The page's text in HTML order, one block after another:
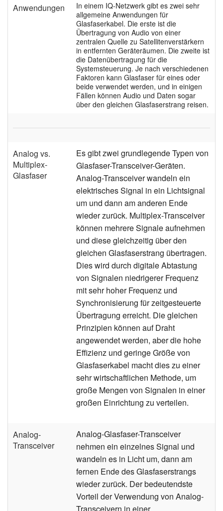
Anwendungen
In einem IQ-Netzwerk gibt es zwei sehr
allgemeine Anwendungen für
Glasfaserkabel. Die erste ist die
Übertragung von Audio von einer
zentralen Quelle zu Satellitenverstärkern
in entfernten Geräteräumen. Die zweite ist
die Datenübertragung für die
Systemsteuerung. Je nach verschiedenen
Faktoren kann Glasfaser für eines oder
beide verwendet werden, und in einigen
Fällen können Audio und Daten sogar
über den gleichen Glasfaserstrang reisen.
Analog vs.
Multiplex-
Glasfaser
Es gibt zwei grundlegende Typen von
Glasfaser-Transceiver-Geräten.
Analog-Transceiver wandeln ein
elektrisches Signal in ein Lichtsignal
um und dann am anderen Ende
wieder zurück. Multiplex-Transceiver
können mehrere Signale aufnehmen
und diese gleichzeitig über den
gleichen Glasfaserstrang übertragen.
Dies wird durch digitale Abtastung
von Signalen niedrigerer Frequenz
mit sehr hoher Frequenz und
Synchronisierung für zeitgesteuerte
Übertragung erreicht. Die gleichen
Prinzipien können auf Draht
angewendet werden, aber die hohe
Effizienz und geringe Größe von
Glasfaserkabel macht dies zu einer
sehr wirtschaftlichen Methode, um
große Mengen von Signalen in einer
großen Einrichtung zu verteilen.
Analog-
Transceiver
Analog-Glasfaser-Transceiver
nehmen ein einzelnes Signal und
wandeln es in Licht um, dann am
fernen Ende des Glasfaserstrangs
wieder zurück. Der bedeutendste
Vorteil der Verwendung von Analog-